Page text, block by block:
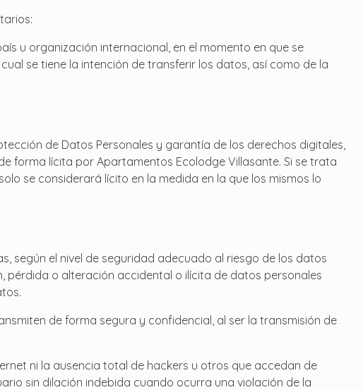
u organización internacional, en el momento en que se
se tiene la intención de transferir los datos, así como de la
de Datos Personales y garantía de los derechos digitales,
forma lícita por Apartamentos Ecolodge Villasante. Si se trata
se considerará lícito en la medida en la que los mismos lo
según el nivel de seguridad adecuado al riesgo de los datos
o alteración accidental o ilícita de datos personales
de forma segura y confidencial, al ser la transmisión de
ni la ausencia total de hackers u otros que accedan de
sin dilación indebida cuando ocurra una violación de la